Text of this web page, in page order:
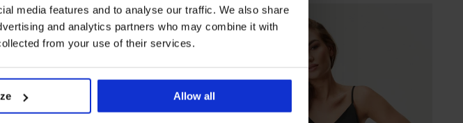
media features and to analyse our traffic. We also share
and analytics partners who may combine it with
from your use of their services.
Allow all